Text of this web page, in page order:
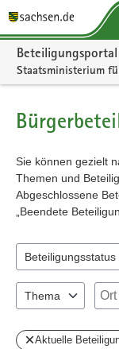
Portalnavigation
Beteiligungsportal
Staatsministerium
Sie können gezielt
Themen und
Abgeschlossene
„Beendete
Beteiligungsstatus
Thema
Ort
Aktuelle